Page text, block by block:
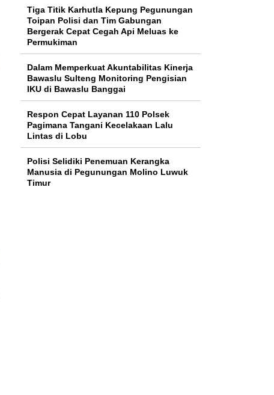
Tiga Titik Karhutla Kepung Pegunungan
Toipan Polisi dan Tim Gabungan
Bergerak Cepat Cegah Api Meluas ke
Permukiman
Dalam Memperkuat Akuntabilitas Kinerja
Bawaslu Sulteng Monitoring Pengisian
IKU di Bawaslu Banggai
Respon Cepat Layanan 110 Polsek
Pagimana Tangani Kecelakaan Lalu
Lintas di Lobu
Polisi Selidiki Penemuan Kerangka
Manusia di Pegunungan Molino Luwuk
Timur